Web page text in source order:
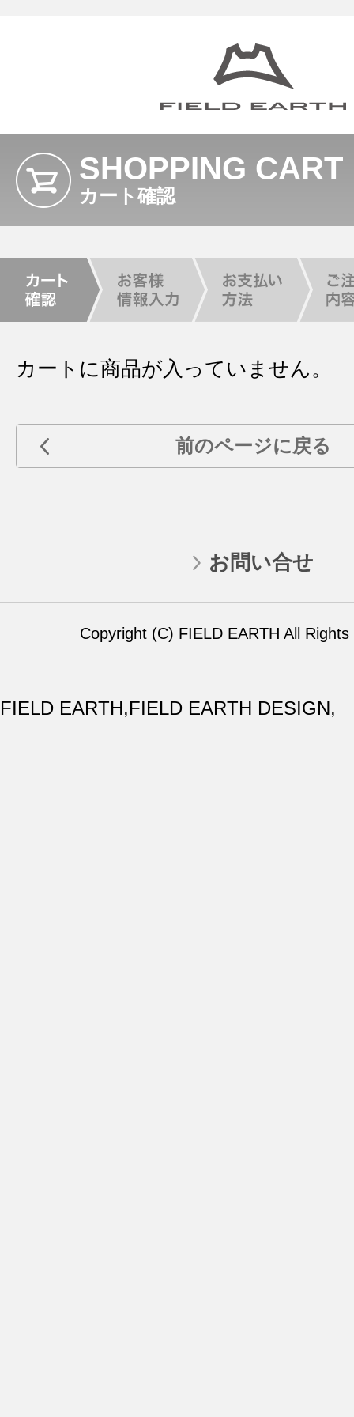
SHOPPING CART
カート確認
カートに商品が入っていません。
前のページに戻る
お問い合せ
Copyright (C) FIELD EARTH All
FIELD EARTH,FIELD EARTH DESIGN,